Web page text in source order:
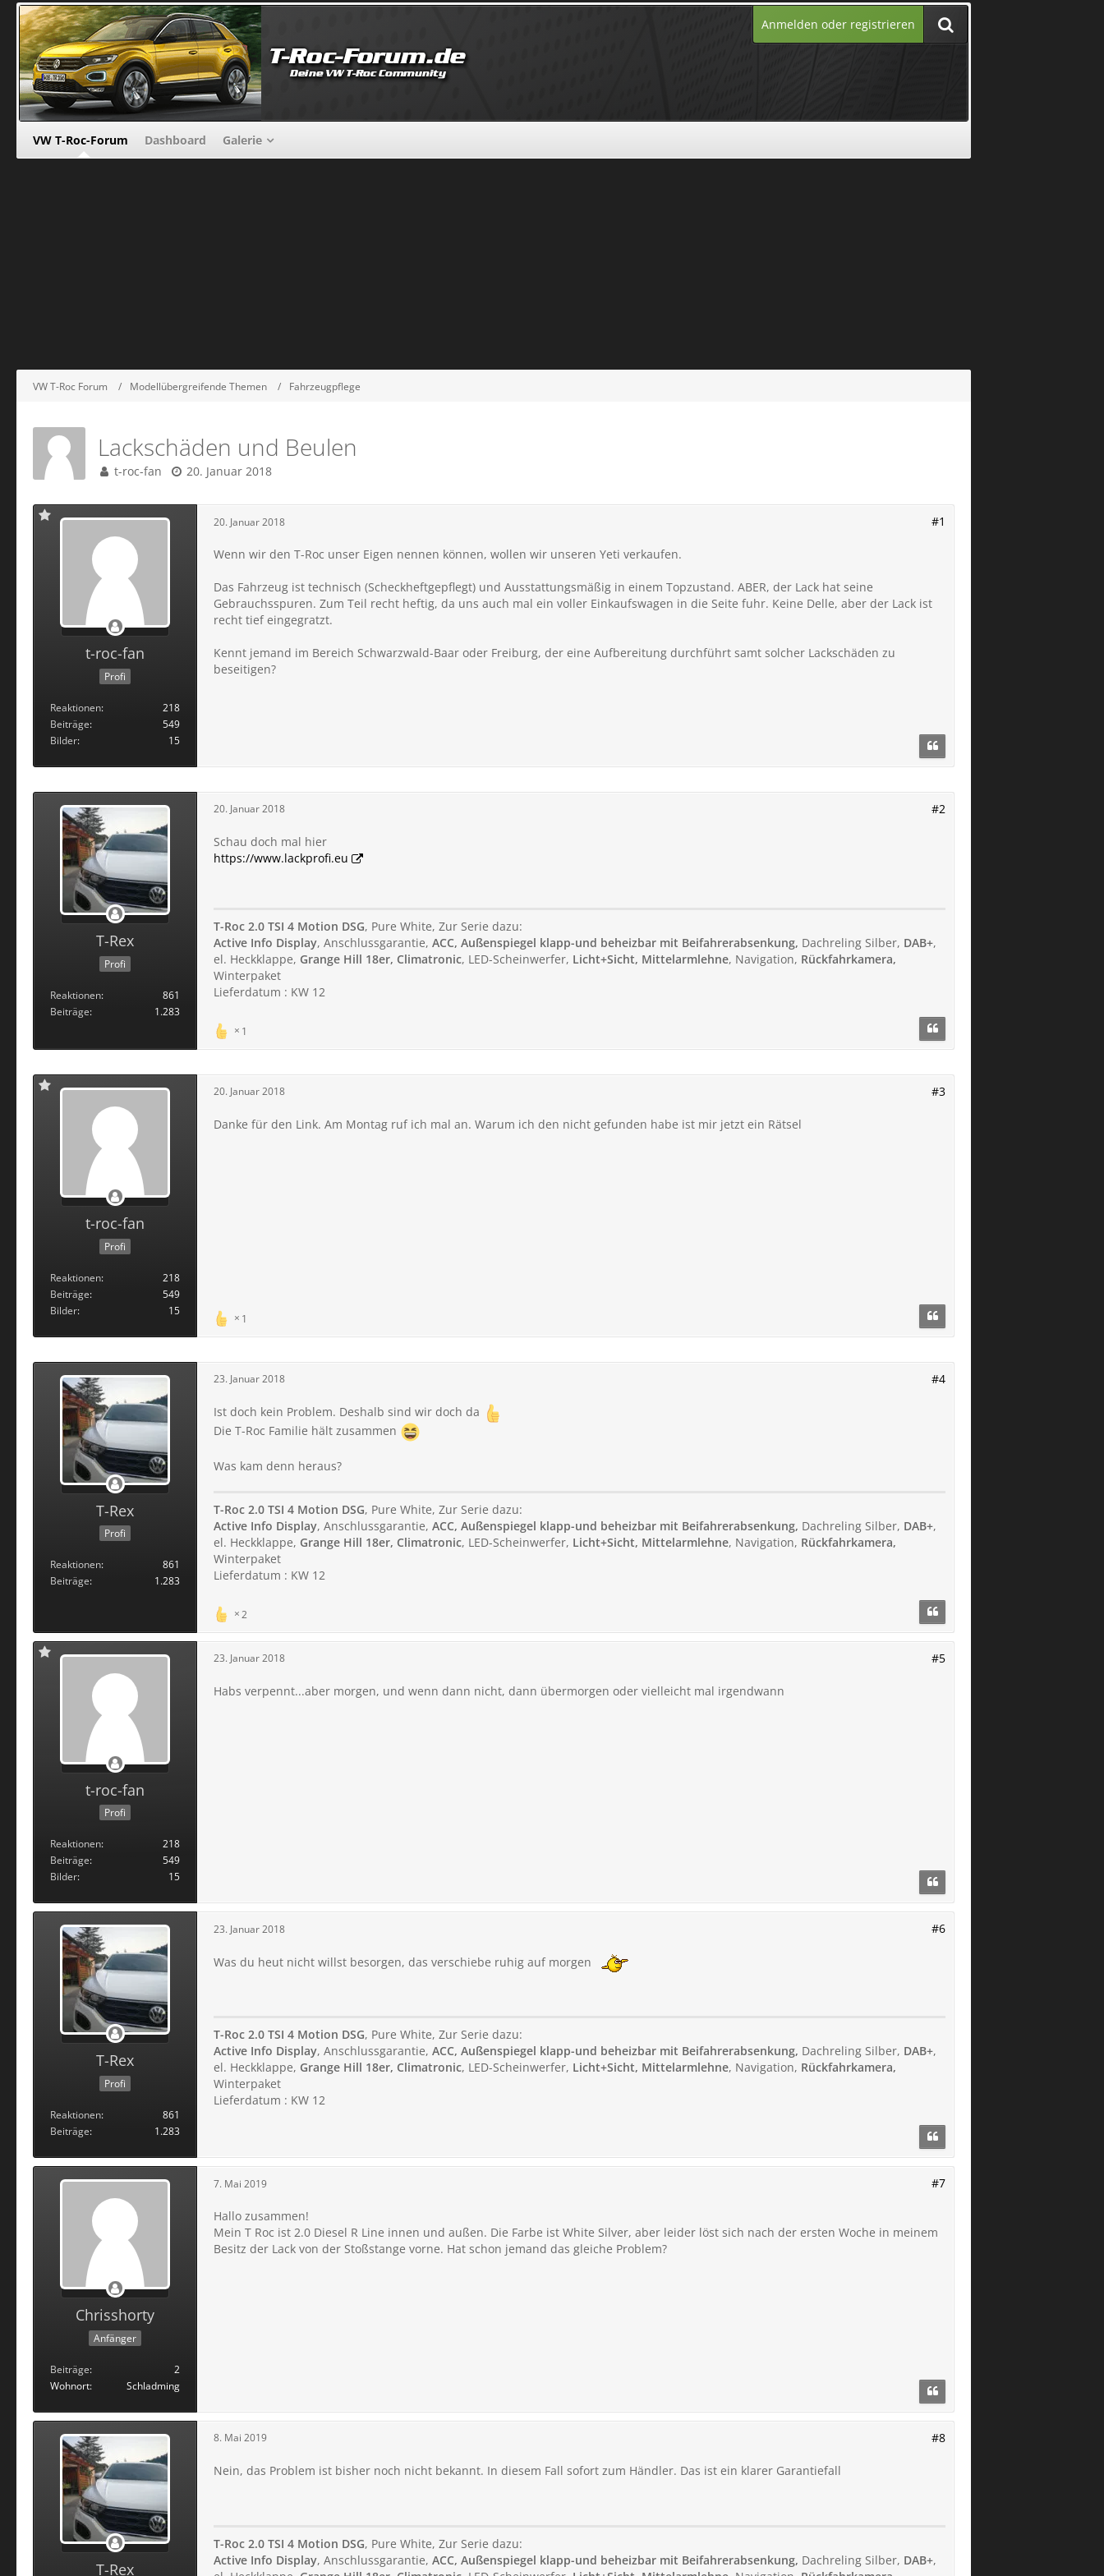
Anmelden oder registrieren
VW T-Roc-Forum Dashboard Galerie
VW T-Roc Forum Modellübergreifende Themen Fahrzeugpflege
Lackschäden und Beulen
t-roc-fan 20. Januar 2018
t-roc-fan
Profi
Reaktionen
218
Beiträge
549
Bilder
15
20. Januar 2018 #1
Wenn wir den T-Roc unser Eigen nennen können, wollen wir unseren Yeti verkaufen.
Das Fahrzeug ist technisch (Scheckheftgepflegt) und Ausstattungsmäßig in einem Topzustand. ABER, der Lack hat seine
Gebrauchsspuren. Zum Teil recht heftig, da uns auch mal ein voller Einkaufswagen in die Seite fuhr. Keine Delle, aber der Lack ist
recht tief eingegratzt.
Kennt jemand im Bereich Schwarzwald-Baar oder Freiburg, der eine Aufbereitung durchführt samt solcher Lackschäden zu
beseitigen?
T-Rex
Profi
Reaktionen
861
Beiträge
1.283
20. Januar 2018 #2
Schau doch mal hier
https://www.lackprofi.eu
T-Roc 2.0 TSI 4 Motion DSG, Pure White, Zur Serie dazu:
Active Info Display, Anschlussgarantie, ACC, Außenspiegel klapp-und beheizbar mit Beifahrerabsenkung, Dachreling Silber, DAB+,
el. Heckklappe, Grange Hill 18er, Climatronic, LED-Scheinwerfer, Licht+Sicht, Mittelarmlehne, Navigation, Rückfahrkamera,
Winterpaket
Lieferdatum : KW 12
1
t-roc-fan
Profi
Reaktionen
218
Beiträge
549
Bilder
15
20. Januar 2018 #3
Danke für den Link. Am Montag ruf ich mal an. Warum ich den nicht gefunden habe ist mir jetzt ein Rätsel
1
T-Rex
Profi
Reaktionen
861
Beiträge
1.283
23. Januar 2018 #4
Ist doch kein Problem. Deshalb sind wir doch da
Die T-Roc Familie hält zusammen
Was kam denn heraus?
T-Roc 2.0 TSI 4 Motion DSG, Pure White, Zur Serie dazu:
Active Info Display, Anschlussgarantie, ACC, Außenspiegel klapp-und beheizbar mit Beifahrerabsenkung, Dachreling Silber, DAB+,
el. Heckklappe, Grange Hill 18er, Climatronic, LED-Scheinwerfer, Licht+Sicht, Mittelarmlehne, Navigation, Rückfahrkamera,
Winterpaket
Lieferdatum : KW 12
2
t-roc-fan
Profi
Reaktionen
218
Beiträge
549
Bilder
15
23. Januar 2018 #5
Habs verpennt...aber morgen, und wenn dann nicht, dann übermorgen oder vielleicht mal irgendwann
T-Rex
Profi
Reaktionen
861
Beiträge
1.283
23. Januar 2018 #6
Was du heut nicht willst besorgen, das verschiebe ruhig auf morgen
T-Roc 2.0 TSI 4 Motion DSG, Pure White, Zur Serie dazu:
Active Info Display, Anschlussgarantie, ACC, Außenspiegel klapp-und beheizbar mit Beifahrerabsenkung, Dachreling Silber, DAB+,
el. Heckklappe, Grange Hill 18er, Climatronic, LED-Scheinwerfer, Licht+Sicht, Mittelarmlehne, Navigation, Rückfahrkamera,
Winterpaket
Lieferdatum : KW 12
Chrisshorty
Anfänger
Beiträge
2
Wohnort
Schladming
7. Mai 2019 #7
Hallo zusammen!
Mein T Roc ist 2.0 Diesel R Line innen und außen. Die Farbe ist White Silver, aber leider löst sich nach der ersten Woche in meinem
Besitz der Lack von der Stoßstange vorne. Hat schon jemand das gleiche Problem?
T-Rex
8. Mai 2019 #8
Nein, das Problem ist bisher noch nicht bekannt. In diesem Fall sofort zum Händler. Das ist ein klarer Garantiefall
T-Roc 2.0 TSI 4 Motion DSG, Pure White, Zur Serie dazu:
Active Info Display, Anschlussgarantie, ACC, Außenspiegel klapp-und beheizbar mit Beifahrerabsenkung, Dachreling Silber, DAB+,